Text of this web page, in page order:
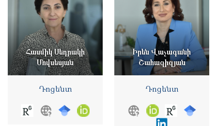
Հասմիկ Սեդրակի
Մովսեսյան
Դոցենտ
Իրեն Վաչագանի
Շահազիզյան
Դոցենտ